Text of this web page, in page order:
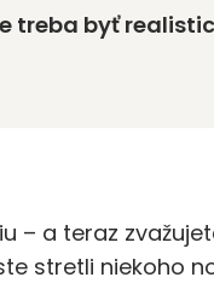
treba byť
– a teraz
stretli niekoho